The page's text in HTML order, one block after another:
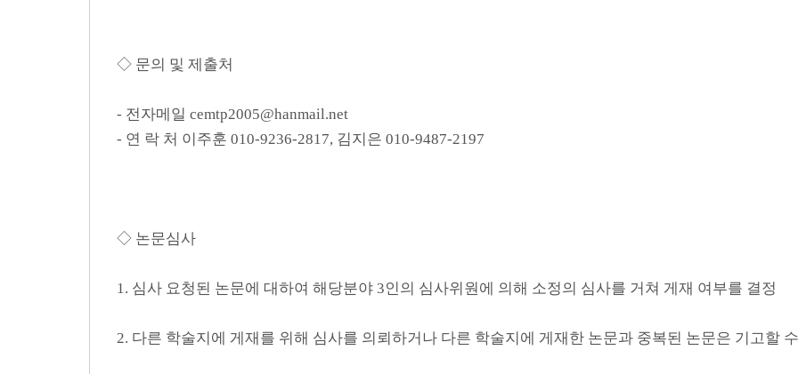
◇ 문의 및 제출처
- 전자메일 cemtp2005@hanmail.net
- 연 락 처 이주훈 010-9236-2817, 김지은 010-9487-2197
◇ 논문심사
1. 심사 요청된 논문에 대하여 해당분야 3인의 심사위원에 의해 소정의 심사를 거쳐 게재 여부를 결정
2. 다른 학술지에 게재를 위해 심사를 의뢰하거나 다른 학술지에 게재한 논문과 중복된 논문은 기고할